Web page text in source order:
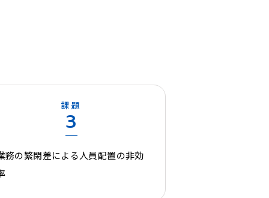
課題
3
務の繁閑差による人員配置の非効